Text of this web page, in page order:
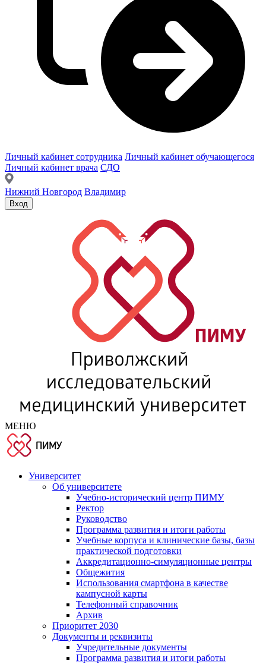
Личный кабинет сотрудника Личный кабинет обучающегося
Личный кабинет врача СДО
Нижний Новгород Владимир
Вход
МЕНЮ
Университет
Об университете
Учебно-исторический центр ПИМУ
Ректор
Руководство
Программа развития и итоги работы
Учебные корпуса и клинические базы, базы
практической подготовки
Аккредитационно-симуляционные центры
Общежития
Использования смартфона в качестве
кампусной карты
Телефонный справочник
Архив
Приоритет 2030
Документы и реквизиты
Учредительные документы
Программа развития и итоги работы